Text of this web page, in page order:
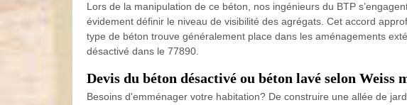
Lors de la manipulation de ce béton, nos ingénieurs du BTP
évidement définir le niveau de visibilité des agrégats. Cet accord
type de béton trouve généralement place dans les aménagements
désactivé dans le 77890.
Devis du béton désactivé ou béton lavé selon Weiss
Besoins d'emménager votre habitation? De construire une allée de